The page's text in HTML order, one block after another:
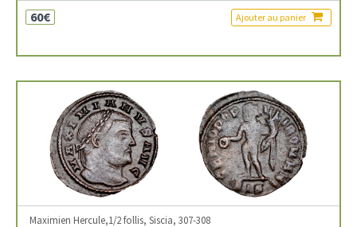
60€ Ajouter au panier
Maximien Hercule,1/2 follis, Siscia, 307-308